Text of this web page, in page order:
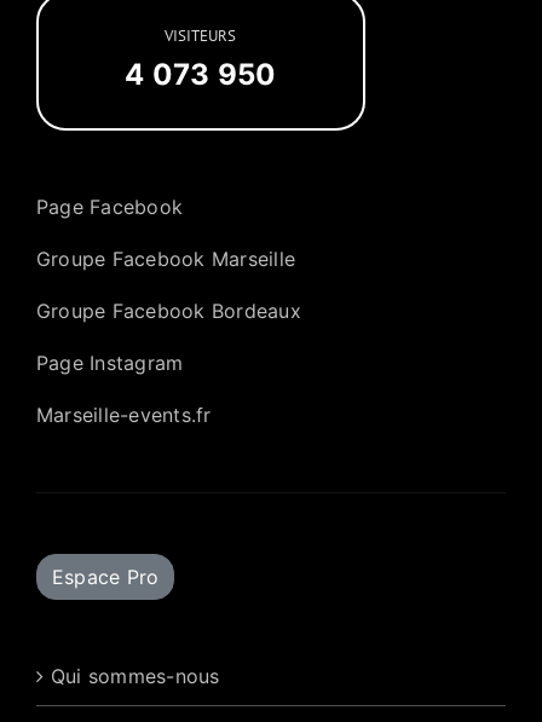
VISITEURS
4 073 950
Page Facebook
Groupe Facebook Marseille
Groupe Facebook Bordeaux
Page Instagram
Marseille-events.fr
Espace Pro
Qui sommes-nous